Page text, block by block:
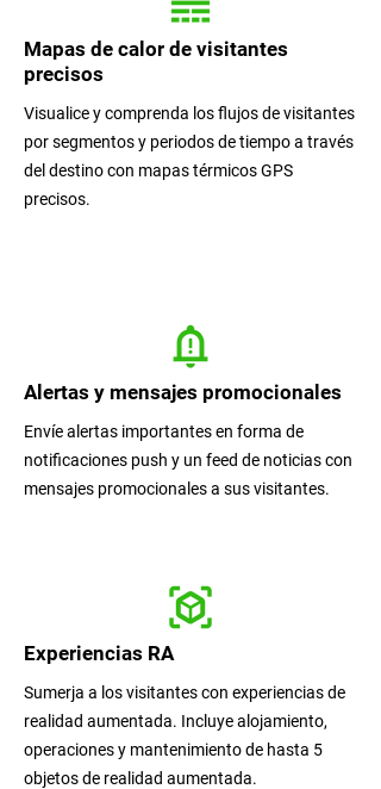
Mapas de calor de visitantes
precisos
Visualice y comprenda los flujos de visitantes
por segmentos y periodos de tiempo a través
del destino con mapas térmicos GPS
precisos.
Alertas y mensajes promocionales
Envíe alertas importantes en forma de
notificaciones push y un feed de noticias con
mensajes promocionales a sus visitantes.
Experiencias RA
Sumerja a los visitantes con experiencias de
realidad aumentada. Incluye alojamiento,
operaciones y mantenimiento de hasta 5
objetos de realidad aumentada.